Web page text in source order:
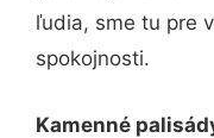
ľudia, sme tu pre
spokojnosti.
Kamenné